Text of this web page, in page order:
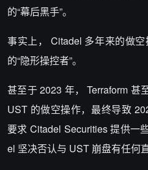
的“幕后黑手”。
事实上， Citadel 多年来的做
的“隐形操控者”。
甚至于 2023 年， Terraform 甚
UST 的做空操作，最终导致
要求 Citadel Securities 提供一
el 坚决否认与 UST 崩盘有任何